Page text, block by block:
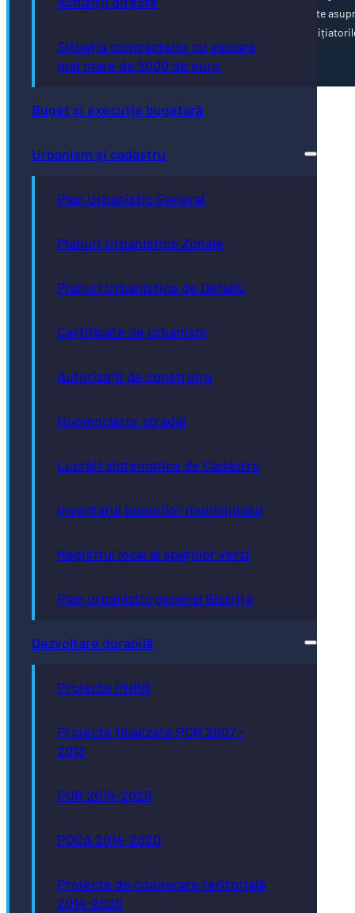
Situația contractelor cu valoare
mai mare de 5000 de euro
Buget și execuție bugetară
Urbanism și cadastru
Plan Urbanistic General
Planuri Urbanistice Zonale
Planuri Urbanistice de Detaliu
Certificate de urbanism
Autorizații de construire
Nomenclator stradal
Lucrări sistematice de Cadastru
Inventarul bunurilor municipiului
Registrul local al spațiilor verzi
Plan urbanistic general Bistrița
Dezvoltare durabilă
Proiecte PNRR
Proiecte finalizate POR 2007 -
2013
POR 2014-2020
POCA 2014-2020
Proiecte de cooperare teritorială
2014-2020
poziția oficială a Uniunii Europene. Întreaga responsabilitate
corectitudinii și coerenței informațiilor prezentate revine
paginii web.